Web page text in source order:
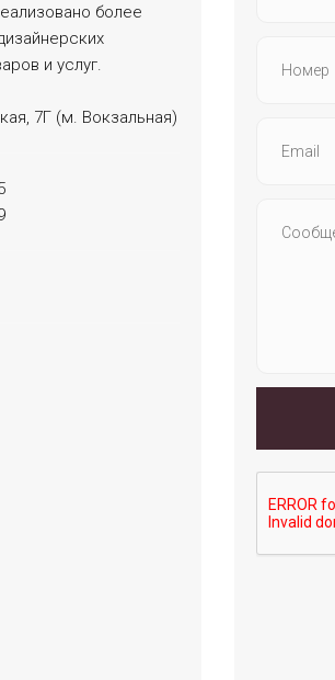
более
и услуг.
7Г (м. Вокзальная)